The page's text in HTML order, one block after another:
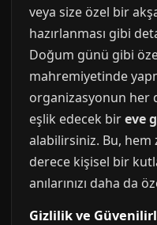
veya size özel bir
hazırlanması gibi
Doğum günü gibi
mahremiyetinde
organizasyonun her
eşlik edecek bireve
alabilirsiniz. Bu, hem
derece kişisel bir
anılarınızı daha da
Gizlilik ve